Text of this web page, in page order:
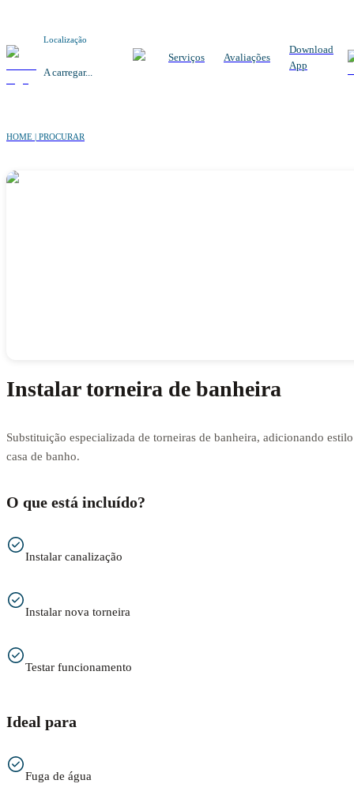
Localização
A carregar...
Serviços Avaliações
Download
App
HOME | PROCURAR
Instalar torneira de banheira
Substituição especializada de torneiras de banheira, adicionando
casa de banho.
O que está incluído?
Instalar canalização
Instalar nova torneira
Testar funcionamento
Ideal para
Fuga de água